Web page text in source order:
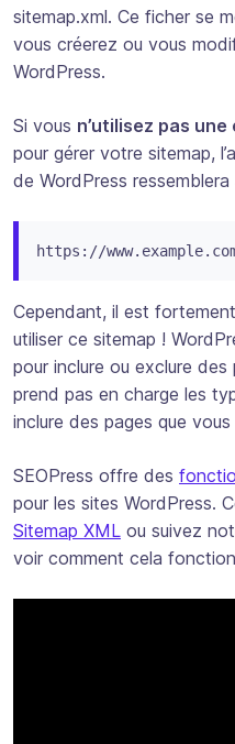
sitemap.xml. Ce ficher se
vous créerez ou vous
WordPress.
Si vous n’utilisez pas
pour gérer votre sitemap,
de WordPress
https://
Cependant, il est
utiliser ce sitemap !
pour inclure ou exclure
prend pas en charge les
inclure des pages que
SEOPress offre des
pour les sites WordPress.
Sitemap XML ou suivez
voir comment cela